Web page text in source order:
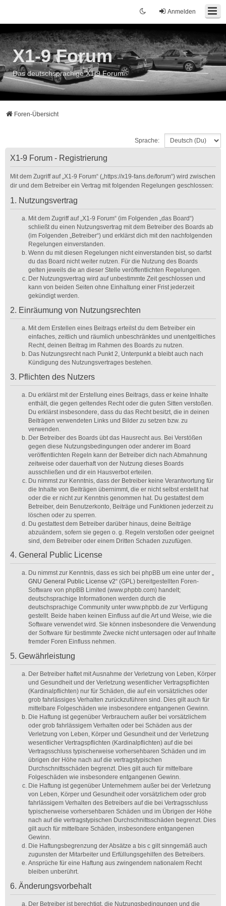
Anmelden
X1-9 Forum
Das deutschsprachige X1/9 Forum
Foren-Übersicht
Sprache:
X1-9 Forum - Registrierung
Mit dem Zugriff auf „X1-9 Forum“ („https://x19-fans.de/forum“) wird zwischen
dir und dem Betreiber ein Vertrag mit folgenden Regelungen geschlossen:
1. Nutzungsvertrag
Mit dem Zugriff auf „X1-9 Forum“ (im Folgenden „das Board“)
schließt du einen Nutzungsvertrag mit dem Betreiber des Boards ab
(im Folgenden „Betreiber“) und erklärst dich mit den nachfolgenden
Regelungen einverstanden.
Wenn du mit diesen Regelungen nicht einverstanden bist, so darfst
du das Board nicht weiter nutzen. Für die Nutzung des Boards
gelten jeweils die an dieser Stelle veröffentlichten Regelungen.
Der Nutzungsvertrag wird auf unbestimmte Zeit geschlossen und
kann von beiden Seiten ohne Einhaltung einer Frist jederzeit
gekündigt werden.
2. Einräumung von Nutzungsrechten
Mit dem Erstellen eines Beitrags erteilst du dem Betreiber ein
einfaches, zeitlich und räumlich unbeschränktes und unentgeltliches
Recht, deinen Beitrag im Rahmen des Boards zu nutzen.
Das Nutzungsrecht nach Punkt 2, Unterpunkt a bleibt auch nach
Kündigung des Nutzungsvertrages bestehen.
3. Pflichten des Nutzers
Du erklärst mit der Erstellung eines Beitrags, dass er keine Inhalte
enthält, die gegen geltendes Recht oder die guten Sitten verstoßen.
Du erklärst insbesondere, dass du das Recht besitzt, die in deinen
Beiträgen verwendeten Links und Bilder zu setzen bzw. zu
verwenden.
Der Betreiber des Boards übt das Hausrecht aus. Bei Verstößen
gegen diese Nutzungsbedingungen oder anderer im Board
veröffentlichten Regeln kann der Betreiber dich nach Abmahnung
zeitweise oder dauerhaft von der Nutzung dieses Boards
ausschließen und dir ein Hausverbot erteilen.
Du nimmst zur Kenntnis, dass der Betreiber keine Verantwortung für
die Inhalte von Beiträgen übernimmt, die er nicht selbst erstellt hat
oder die er nicht zur Kenntnis genommen hat. Du gestattest dem
Betreiber, dein Benutzerkonto, Beiträge und Funktionen jederzeit zu
löschen oder zu sperren.
Du gestattest dem Betreiber darüber hinaus, deine Beiträge
abzuändern, sofern sie gegen o. g. Regeln verstoßen oder geeignet
sind, dem Betreiber oder einem Dritten Schaden zuzufügen.
4. General Public License
Du nimmst zur Kenntnis, dass es sich bei phpBB um eine unter der „
GNU General Public License v2“ (GPL) bereitgestellten Foren-
Software von phpBB Limited (www.phpbb.com) handelt;
deutschsprachige Informationen werden durch die
deutschsprachige Community unter www.phpbb.de zur Verfügung
gestellt. Beide haben keinen Einfluss auf die Art und Weise, wie die
Software verwendet wird. Sie können insbesondere die Verwendung
der Software für bestimmte Zwecke nicht untersagen oder auf Inhalte
fremder Foren Einfluss nehmen.
5. Gewährleistung
Der Betreiber haftet mit Ausnahme der Verletzung von Leben, Körper
und Gesundheit und der Verletzung wesentlicher Vertragspflichten
(Kardinalpflichten) nur für Schäden, die auf ein vorsätzliches oder
grob fahrlässiges Verhalten zurückzuführen sind. Dies gilt auch für
mittelbare Folgeschäden wie insbesondere entgangenen Gewinn.
Die Haftung ist gegenüber Verbrauchern außer bei vorsätzlichem
oder grob fahrlässigem Verhalten oder bei Schäden aus der
Verletzung von Leben, Körper und Gesundheit und der Verletzung
wesentlicher Vertragspflichten (Kardinalpflichten) auf die bei
Vertragsschluss typischerweise vorhersehbaren Schäden und im
übrigen der Höhe nach auf die vertragstypischen
Durchschnittsschäden begrenzt. Dies gilt auch für mittelbare
Folgeschäden wie insbesondere entgangenen Gewinn.
Die Haftung ist gegenüber Unternehmern außer bei der Verletzung
von Leben, Körper und Gesundheit oder vorsätzlichem oder grob
fahrlässigem Verhalten des Betreibers auf die bei Vertragsschluss
typischerweise vorhersehbaren Schäden und im Übrigen der Höhe
nach auf die vertragstypischen Durchschnittsschäden begrenzt. Dies
gilt auch für mittelbare Schäden, insbesondere entgangenen
Gewinn.
Die Haftungsbegrenzung der Absätze a bis c gilt sinngemäß auch
zugunsten der Mitarbeiter und Erfüllungsgehilfen des Betreibers.
Ansprüche für eine Haftung aus zwingendem nationalem Recht
bleiben unberührt.
6. Änderungsvorbehalt
Der Betreiber ist berechtigt, die Nutzungsbedingungen und die